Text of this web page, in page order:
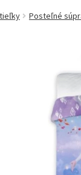
Posteľné